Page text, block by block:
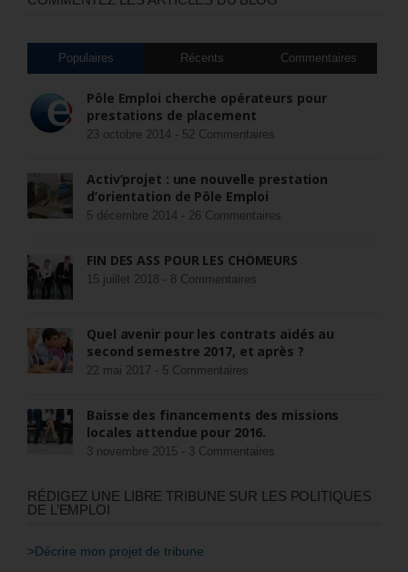
Populaires Récents Commentaires
Pôle Emploi cherche opérateurs pour
prestations de placement
23 octobre 2014 - 52 Commentaires
Activ’projet : une nouvelle prestation
d’orientation de Pôle Emploi
5 décembre 2014 - 26 Commentaires
FIN DES ASS POUR LES CHÔMEURS
15 juillet 2018 - 8 Commentaires
Quel avenir pour les contrats aidés au
second semestre 2017, et après ?
22 mai 2017 - 5 Commentaires
Baisse des financements des missions
locales attendue pour 2016.
3 novembre 2015 - 3 Commentaires
RÉDIGEZ UNE LIBRE TRIBUNE SUR LES POLITIQUES
DE L’EMPLOI
>Décrire mon projet de tribune